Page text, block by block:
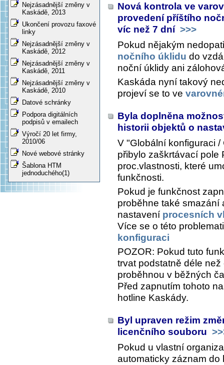
Nejzásadnější změny v
Kaskádě, 2013
Ukončení provozu faxové
linky
Nejzásadnější změny v
Kaskádě, 2012
Nejzásadnější změny v
Kaskádě, 2011
Nejzásadnější změny v
Kaskádě, 2010
Datové schránky
Podpora digitálních
podpisů v emailech
Výročí 20 let firmy,
2010/06
Nové webové stránky
Šablona HTM
jednoduchého(1)
Nová kontrola ve
provedení příštího
víc než 7 dní >>>
Pokud nějakým
nočního úklidu do
noční úklidy ani
Kaskáda nyní takový
projeví se to ve
Byla doplněna
historii objektů o
V "Globální konfiguraci
přibylo zaškrtávací pole
proc.vlastnosti, které
funkčnosti.
Pokud je funkčnost
proběhne také smazání
nastavení procesních
Více se o této
konfiguraci
POZOR: Pokud tuto
trvat podstatně déle
proběhnou v běžných
Před zapnutím tohoto
hotline Kaskády.
Byl upraven režim
licenčního souboru
Pokud u vlastní
automaticky záznam do